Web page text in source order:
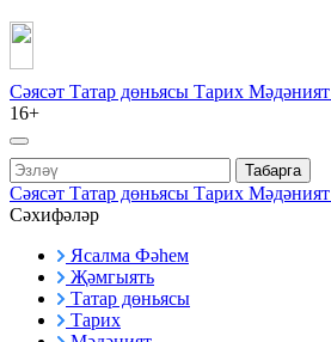
Сәясәт Татар дөньясы Тарих Мәдәният
16+
Табарга
Сәясәт Татар дөньясы Тарих Мәдәният
Сәхифәләр
Ясалма Фәһем
Җәмгыять
Татар дөньясы
Тарих